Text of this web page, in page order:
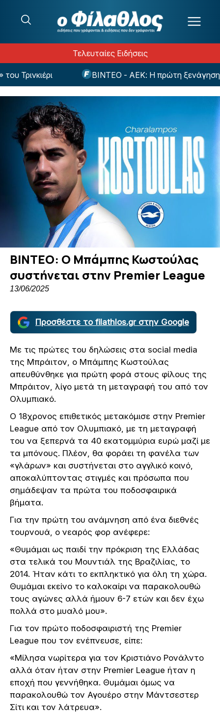
Τελευταίες Ειδήσεις
ΒΙΝΤΕΟ - ΑΕΚ: Η πρώτη ξενάγηση
ΒΙΝΤΕΟ: Ο Μπάμπης Κωστούλας
συστήνεται στην Premier League
13/06/2025
Προσθέστε το filathlos.gr στην Google
Με τις πρώτες του δηλώσεις στα social media
της Μπράιτον, ο Μπάμπης Κωστούλας
απευθύνθηκε για πρώτη φορά στους φίλους της
Μπράιτον, λίγο μετά τη μεταγραφή του από τον
Ολυμπιακό.
Ο 18χρονος επιθετικός μετακόμισε στην Premier
League από τον Ολυμπιακό, με τη μεταγραφή
του να ξεπερνά τα 40 εκατομμύρια ευρώ μαζί με
τα μπόνους. Πλέον, θα φοράει τη φανέλα των
«γλάρων» και συστήνεται στο αγγλικό κοινό,
αποκαλύπτοντας στιγμές και πρόσωπα που
σημάδεψαν τα πρώτα του ποδοσφαιρικά
βήματα.
Για την πρώτη του ανάμνηση από ένα διεθνές
τουρνουά, ο νεαρός φορ ανέφερε:
«Θυμάμαι ως παιδί την πρόκριση της Ελλάδας
στα τελικά του Μουντιάλ της Βραζιλίας, το
2014. Ήταν κάτι το εκπληκτικό για όλη τη χώρα.
Θυμάμαι εκείνο το καλοκαίρι να παρακολουθώ
τους αγώνες αλλά ήμουν 6-7 ετών και δεν έχω
πολλά στο μυαλό μου».
Για τον πρώτο ποδοσφαιριστή της Premier
League που τον ενέπνευσε, είπε:
«Μίλησα νωρίτερα για τον Κριστιάνο Ρονάλντο
αλλά όταν ήταν στην Premier League ήταν η
εποχή που γεννήθηκα. Θυμάμαι όμως να
παρακολουθώ τον Αγουέρο στην Μάντσεστερ
Σίτι και τον λάτρευα».